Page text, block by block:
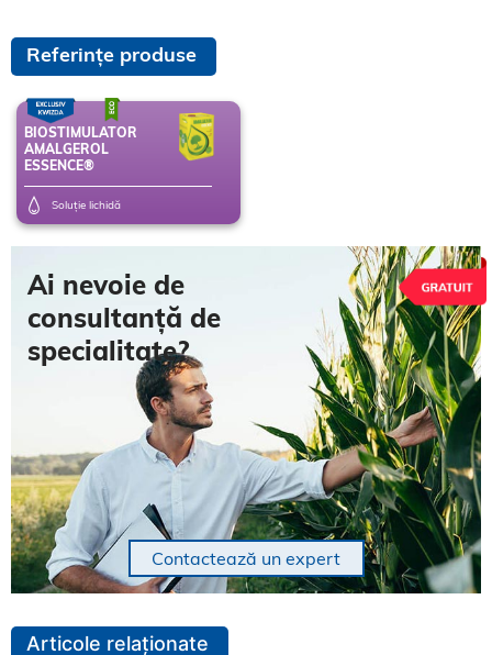
Referințe produse
BIOSTIMULATOR
AMALGEROL
ESSENCE®
Soluție lichidă
Ai nevoie de
consultanță de
specialitate?
Contactează un expert
Articole relaționate